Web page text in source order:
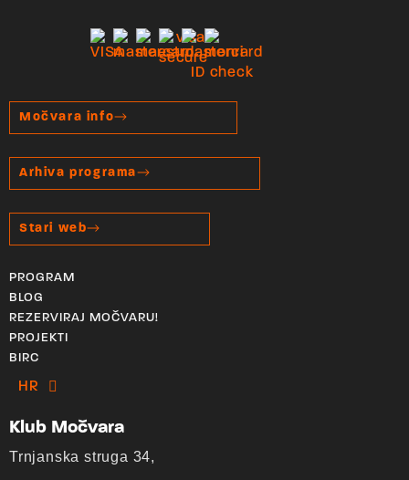
Močvara info
Arhiva programa
Stari web
PROGRAM
BLOG
REZERVIRAJ MOČVARU!
PROJEKTI
BIRC
HR
EN
Klub Močvara
Trnjanska struga 34,